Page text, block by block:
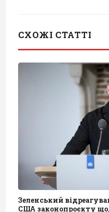
СХОЖІ СТАТТІ
Зеленський
США законопроєкту